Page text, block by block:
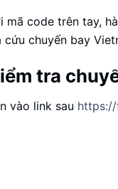
mã code trên tay,
cứu chuyến bay
tra
vào link sau